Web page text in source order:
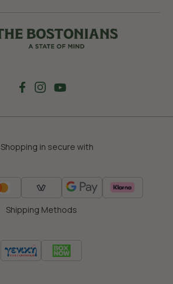
Shopping in secure with
Shipping Methods